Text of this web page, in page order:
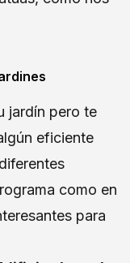
jardín pero te
eficiente
como en
para